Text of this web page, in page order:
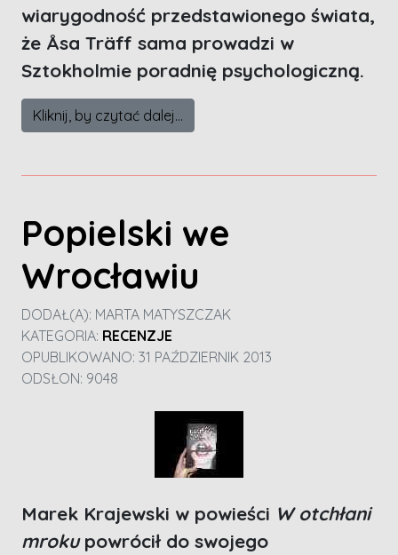
wiarygodność przedstawionego świata,
że Åsa Träff sama prowadzi w
Sztokholmie poradnię psychologiczną.
Kliknij, by czytać dalej...
Popielski we
Wrocławiu
DODAŁ(A): MARTA MATYSZCZAK
KATEGORIA: RECENZJE
OPUBLIKOWANO: 31 PAŹDZIERNIK 2013
ODSŁON: 9048
Marek Krajewski w powieści W otchłani
mrokupowrócił do swojego